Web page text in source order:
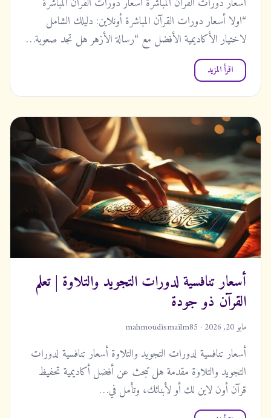
“اولا أسعار دورات القرآن المباشرة أونلاين: دليلك الشامل
لاختيار الأكاديمية الأفضل مع “رسالة الأزهر هل تجد صعوبة…
اقرأ المزيد
أسعار تنافسية لدورات التجويد والتلاوة | تعلم
القرآن ذو جودة
مايو 20, 2026 · mahmoudismailm85
أسعار تنافسية لدورات التجويد والتلاوة أسعار تنافسية لدورات
التجويد والتلاوة مقدمة هل تبحث عن أفضل أكاديمية تحفيظ
قرآن أون لاين لك أو لأبنائك، وتأمل في…